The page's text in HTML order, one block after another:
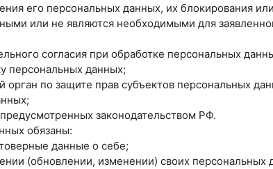
его персональных данных, их блокирования
или не являются необходимыми для
согласия при обработке персональных
персональных данных;
по защите прав субъектов персональных
законодательством РФ.
обязаны:
данные о себе;
(обновлении, изменении) своих персональных